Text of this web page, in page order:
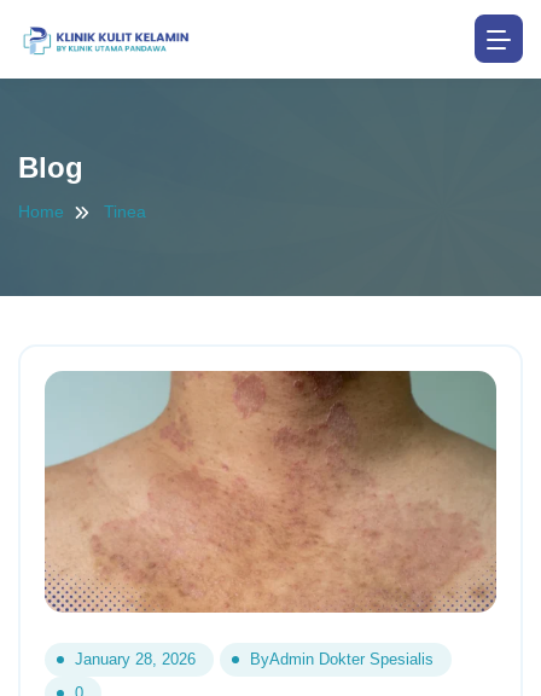
Blog
Home Tinea
January 28, 2026 ByAdmin Dokter Spesialis